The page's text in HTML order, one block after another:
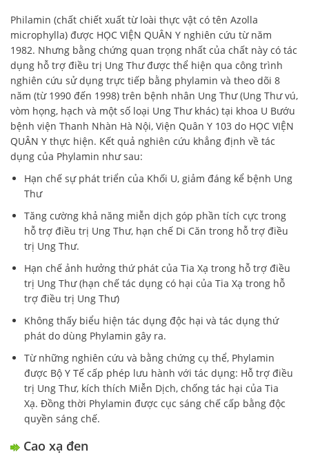
Philamin (chất chiết xuất từ loài thực vật có tên Azolla
microphylla) được HỌC VIỆN QUÂN Y nghiên cứu từ năm
1982. Nhưng bằng chứng quan trọng nhất của chất này có tác
dụng hỗ trợ điều trị Ung Thư được thể hiện qua công trình
nghiên cứu sử dụng trực tiếp bằng phylamin và theo dõi 8
năm (từ 1990 đến 1998) trên bệnh nhân Ung Thư (Ung Thư vú,
vòm họng, hạch và một số loại Ung Thư khác) tại khoa U Bướu
bệnh viện Thanh Nhàn Hà Nội, Viện Quân Y 103 do HỌC VIỆN
QUÂN Y thực hiện. Kết quả nghiên cứu khẳng định về tác
dụng của Phylamin như sau:
Hạn chế sự phát triển của Khối U, giảm đáng kể bệnh Ung
Thư
Tăng cường khả năng miễn dịch góp phần tích cực trong
hỗ trợ điều trị Ung Thư, hạn chế Di Căn trong hỗ trợ điều
trị Ung Thư.
Hạn chế ảnh hưởng thứ phát của Tia Xạ trong hỗ trợ điều
trị Ung Thư (hạn chế tác dụng có hại của Tia Xạ trong hỗ
trợ điều trị Ung Thư)
Không thấy biểu hiện tác dụng độc hại và tác dụng thứ
phát do dùng Phylamin gây ra.
Từ những nghiên cứu và bằng chứng cụ thể, Phylamin
được Bộ Y Tế cấp phép lưu hành với tác dụng: Hỗ trợ điều
trị Ung Thư, kích thích Miễn Dịch, chống tác hại của Tia
Xạ. Đồng thời Phylamin được cục sáng chế cấp bằng độc
quyền sáng chế.
Cao xạ đen